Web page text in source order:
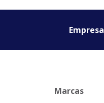
Empresa
Marcas